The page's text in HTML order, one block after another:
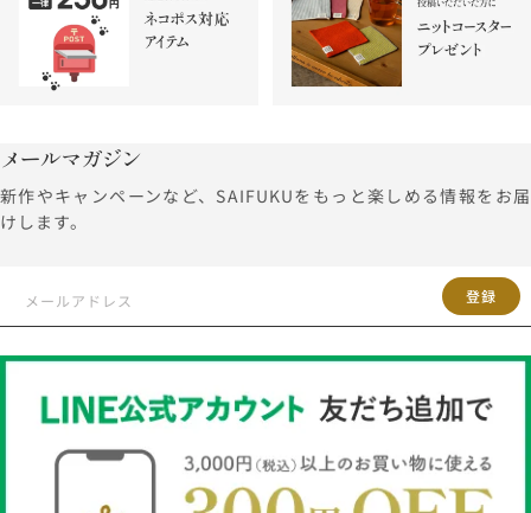
メールマガジン
新作やキャンペーンなど、SAIFUKUをもっと楽しめる情報をお届
けします。
登録